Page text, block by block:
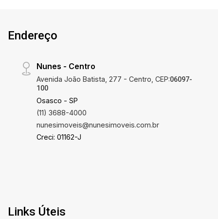
Endereço
Nunes - Centro
Avenida João Batista, 277 - Centro, CEP:06097-
100
Osasco - SP
(11) 3688-4000
nunesimoveis@nunesimoveis.com.br
Creci: 01162-J
Links Úteis